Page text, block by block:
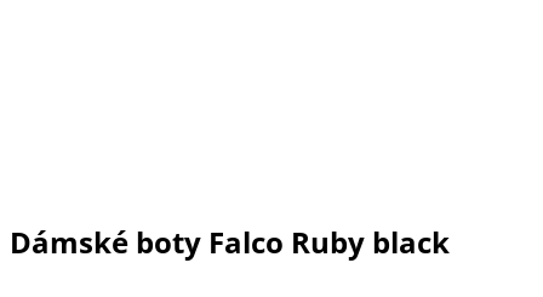
Dámské boty Falco Ruby black